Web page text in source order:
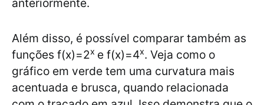
anteriormente.
Além disso, é possível comparar também as
funções f(x)=2x e f(x)=4x. Veja como o
gráfico em verde tem uma curvatura mais
acentuada e brusca, quando relacionada